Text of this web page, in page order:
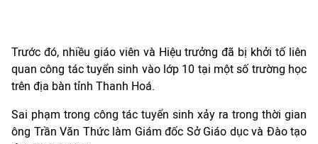
Trước đó, nhiều giáo viên và Hiệu trưởng đã bị khởi tố liên
quan công tác tuyển sinh vào lớp 10 tại một số trường học
trên địa bàn tỉnh Thanh Hoá.
Sai phạm trong công tác tuyển sinh xảy ra trong thời gian
ông Trần Văn Thức làm Giám đốc Sở Giáo dục và Đào tạo